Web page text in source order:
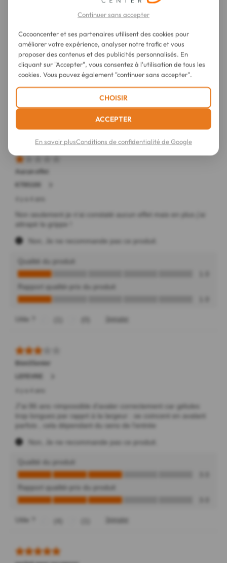
Continuer sans accepter
Cocooncenter et ses partenaires utilisent des cookies pour
améliorer votre expérience, analyser notre trafic et vous
proposer des contenus et des publicités personnalisés. En
cliquant sur "Accepter", vous consentez à l'utilisation de tous les
cookies. Vous pouvez également "continuer sans accepter".
CHOISIR
ACCEPTER
En savoir plusConditions de confidentialité de Google